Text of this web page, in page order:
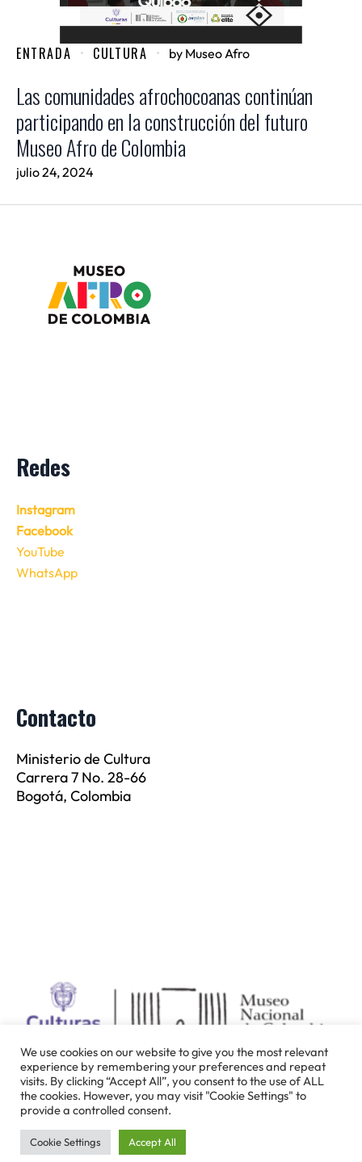
ENTRADA CULTURA by Museo Afro
Las comunidades afrochocoanas continúan
participando en la construcción del futuro
Museo Afro de Colombia
julio 24, 2024
Redes
Instagram
Facebook
YouTube
WhatsApp
Contacto
Ministerio de Cultura
Carrera 7 No. 28-66
Bogotá, Colombia
We use cookies on our website to give you the most relevant
experience by remembering your preferences and repeat
visits. By clicking “Accept All”, you consent to the use of ALL
the cookies. However, you may visit "Cookie Settings" to
provide a controlled consent.
Cookie Settings Accept All